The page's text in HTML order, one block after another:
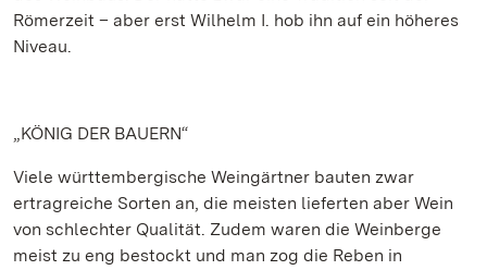
Römerzeit – aber erst Wilhelm I. hob ihn auf ein höheres
Niveau.
„KÖNIG DER BAUERN“
Viele württembergische Weingärtner bauten zwar
ertragreiche Sorten an, die meisten lieferten aber Wein
von schlechter Qualität. Zudem waren die Weinberge
meist zu eng bestockt und man zog die Reben in